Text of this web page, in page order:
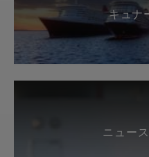
キュナ
ニュー